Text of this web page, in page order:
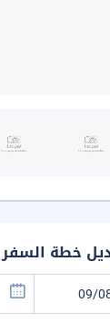
خطة السفر